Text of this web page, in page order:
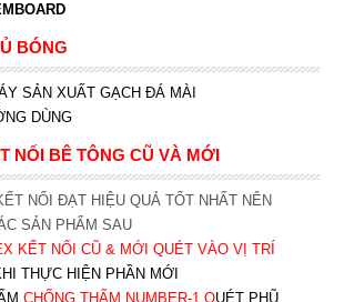
BÓNG
SẢN XUẤT GẠCH ĐÁ MÀI
DÙNG
NỐI BÊ TÔNG CŨ VÀ MỚI
NỐI ĐẠT HIỆU QUẢ TỐT NHẤT NÊN
SẢN PHẨM SAU
KẾT NỐI CŨ & MỚI QUÉT VÀO VỊ TRÍ
THỰC HIỆN PHẦN MỚI
CHỐNG THẤM NUMBER-1QUÉT PHŨ